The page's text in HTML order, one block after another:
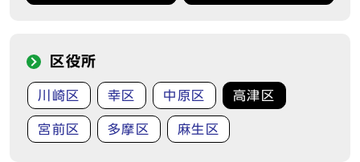
区役所
川崎区 幸区 中原区 高津区
宮前区 多摩区 麻生区